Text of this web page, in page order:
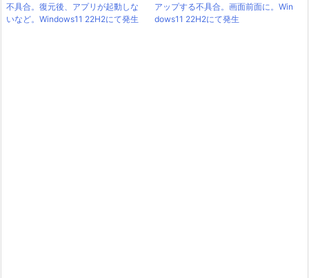
不具合。復元後、アプリが起動しな
いなど。Windows11 22H2にて発生
アップする不具合。画面前面に。Win
dows11 22H2にて発生